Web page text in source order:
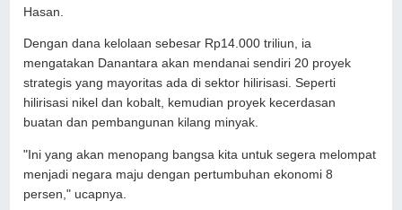
Hasan.
Dengan dana kelolaan sebesar Rp14.000 triliun, ia
mengatakan Danantara akan mendanai sendiri 20 proyek
strategis yang mayoritas ada di sektor hilirisasi. Seperti
hilirisasi nikel dan kobalt, kemudian proyek kecerdasan
buatan dan pembangunan kilang minyak.
"Ini yang akan menopang bangsa kita untuk segera melompat
menjadi negara maju dengan pertumbuhan ekonomi 8
persen," ucapnya.